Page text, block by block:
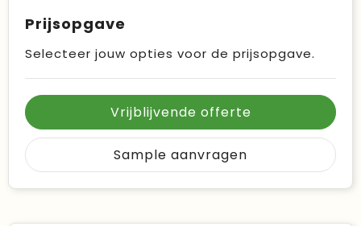
Prijsopgave
Selecteer jouw opties voor de prijsopgave.
Vrijblijvende offerte
Sample aanvragen